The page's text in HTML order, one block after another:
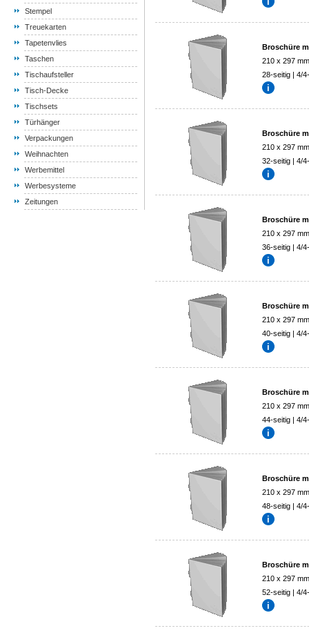
Stempel
Treuekarten
Tapetenvlies
Taschen
Tischaufsteller
Tisch-Decke
Tischsets
Türhänger
Verpackungen
Weihnachten
Werbemittel
Werbesysteme
Zeitungen
Broschüre
210 x 297 mm
28-seitig | 4/
Broschüre
210 x 297 mm
32-seitig | 4/
Broschüre
210 x 297 mm
36-seitig | 4/
Broschüre
210 x 297 mm
40-seitig | 4/
Broschüre
210 x 297 mm
44-seitig | 4/
Broschüre
210 x 297 mm
48-seitig | 4/
Broschüre
210 x 297 mm
52-seitig | 4/